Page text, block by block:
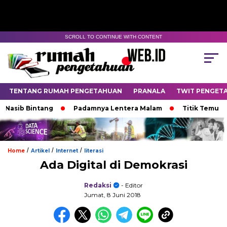
SCROLL TO CONTINUE WITH CONTENT
TENTANG RUMAH PENGETAHUAN PRANALA TWIT
Bintang Padamnya Lentera Malam Titik Temu di
Home / Artikel / Internet/ literasi
Ada Digital di Demokrasi
Redaksi
- Editor
Jumat, 8 Juni 2018